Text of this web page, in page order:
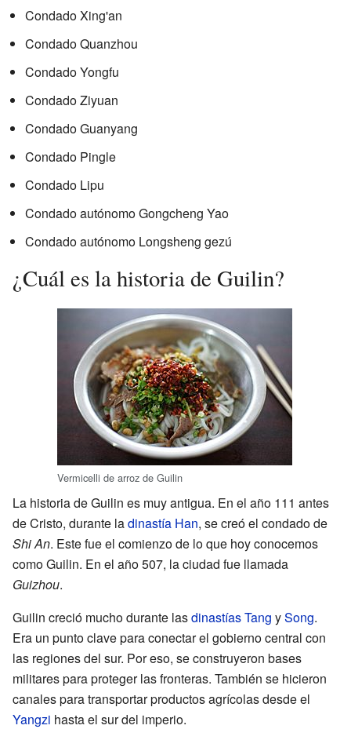
Condado Xing'an
Condado Quanzhou
Condado Yongfu
Condado Ziyuan
Condado Guanyang
Condado Pingle
Condado Lipu
Condado autónomo Gongcheng Yao
Condado autónomo Longsheng gezú
¿Cuál es la historia de Guilin?
Vermicelli de arroz de Guilin
La historia de Guilin es muy antigua. En el año 111 antes
de Cristo, durante ladinastía Han, se creó el condado de
Shi An. Este fue el comienzo de lo que hoy conocemos
como Guilin. En el año 507, la ciudad fue llamada
Guizhou.
Guilin creció mucho durante lasdinastías Tang ySong.
Era un punto clave para conectar el gobierno central con
las regiones del sur. Por eso, se construyeron bases
militares para proteger las fronteras. También se hicieron
canales para transportar productos agrícolas desde el
Yangzi hasta el sur del imperio.